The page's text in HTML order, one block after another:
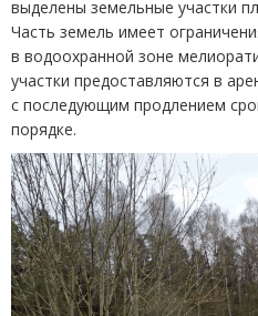
выделены земельные участки
Часть земель имеет
в водоохранной зоне
участки предоставляются в
с последующим продлением
порядке.